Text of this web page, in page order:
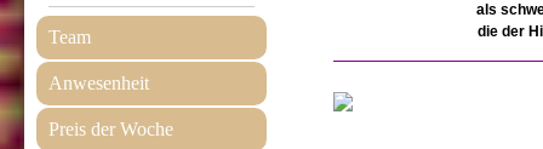
Team
Anwesenheit
Preis der Woche
als
die der